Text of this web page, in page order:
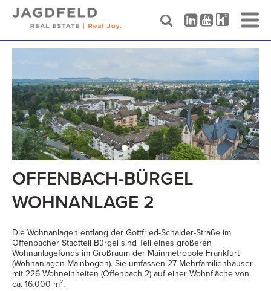
Skip
OFFENBACH-BÜRGEL
WOHNANLAGE 2
Die Wohnanlagen entlang der Gottfried-Schaider-Straße im
Offenbacher Stadtteil Bürgel sind Teil eines größeren
Wohnanlagefonds im Großraum der Mainmetropole Frankfurt
(Wohnanlagen Mainbogen). Sie umfassen 27 Mehrfamilienhäuser
mit 226 Wohneinheiten (Offenbach 2) auf einer Wohnfläche von
ca. 16.000 m².